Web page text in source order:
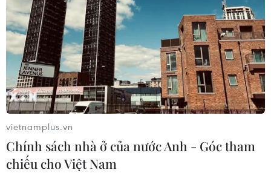
vietnamplus.vn
Chính sách nhà ở của nước Anh - Góc tham
chiếu cho Việt Nam